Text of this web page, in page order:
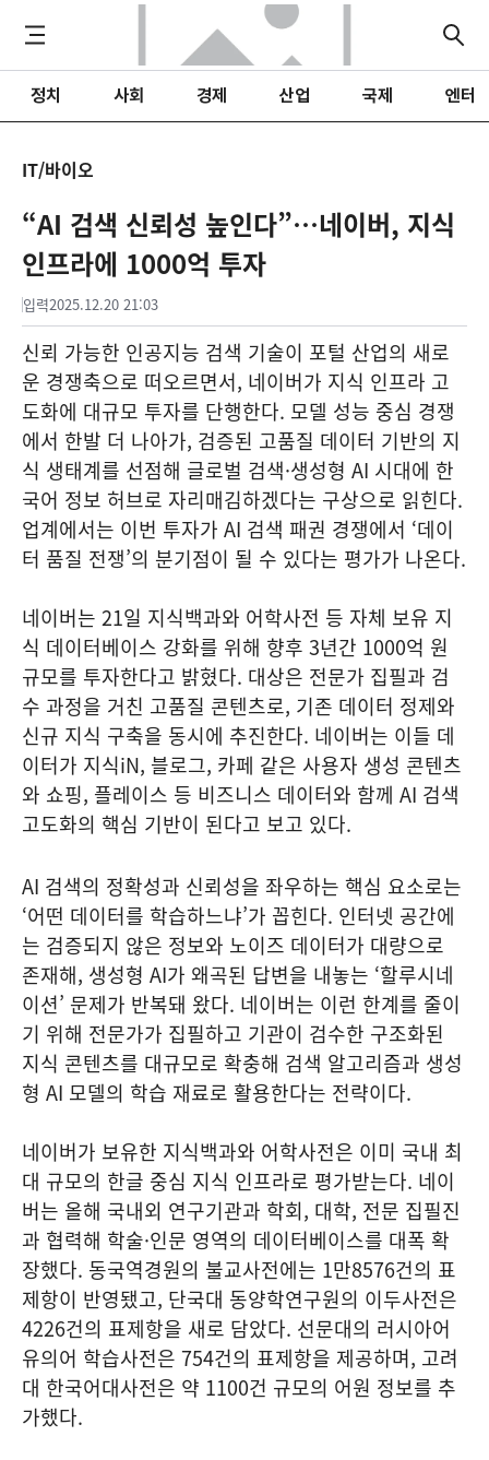
정치 사회 경제 산업 국제 엔터
IT/바이오
“AI 검색 신뢰성 높인다”…네이버, 지식
인프라에 1000억 투자
입력2025.12.20 21:03
신뢰 가능한 인공지능 검색 기술이 포털 산업의 새로
운 경쟁축으로 떠오르면서, 네이버가 지식 인프라 고
도화에 대규모 투자를 단행한다. 모델 성능 중심 경쟁
에서 한발 더 나아가, 검증된 고품질 데이터 기반의 지
식 생태계를 선점해 글로벌 검색·생성형 AI 시대에 한
국어 정보 허브로 자리매김하겠다는 구상으로 읽힌다.
업계에서는 이번 투자가 AI 검색 패권 경쟁에서 ‘데이
터 품질 전쟁’의 분기점이 될 수 있다는 평가가 나온다.
네이버는 21일 지식백과와 어학사전 등 자체 보유 지
식 데이터베이스 강화를 위해 향후 3년간 1000억 원
규모를 투자한다고 밝혔다. 대상은 전문가 집필과 검
수 과정을 거친 고품질 콘텐츠로, 기존 데이터 정제와
신규 지식 구축을 동시에 추진한다. 네이버는 이들 데
이터가 지식iN, 블로그, 카페 같은 사용자 생성 콘텐츠
와 쇼핑, 플레이스 등 비즈니스 데이터와 함께 AI 검색
고도화의 핵심 기반이 된다고 보고 있다.
AI 검색의 정확성과 신뢰성을 좌우하는 핵심 요소로는
‘어떤 데이터를 학습하느냐’가 꼽힌다. 인터넷 공간에
는 검증되지 않은 정보와 노이즈 데이터가 대량으로
존재해, 생성형 AI가 왜곡된 답변을 내놓는 ‘할루시네
이션’ 문제가 반복돼 왔다. 네이버는 이런 한계를 줄이
기 위해 전문가가 집필하고 기관이 검수한 구조화된
지식 콘텐츠를 대규모로 확충해 검색 알고리즘과 생성
형 AI 모델의 학습 재료로 활용한다는 전략이다.
네이버가 보유한 지식백과와 어학사전은 이미 국내 최
대 규모의 한글 중심 지식 인프라로 평가받는다. 네이
버는 올해 국내외 연구기관과 학회, 대학, 전문 집필진
과 협력해 학술·인문 영역의 데이터베이스를 대폭 확
장했다. 동국역경원의 불교사전에는 1만8576건의 표
제항이 반영됐고, 단국대 동양학연구원의 이두사전은
4226건의 표제항을 새로 담았다. 선문대의 러시아어
유의어 학습사전은 754건의 표제항을 제공하며, 고려
대 한국어대사전은 약 1100건 규모의 어원 정보를 추
가했다.